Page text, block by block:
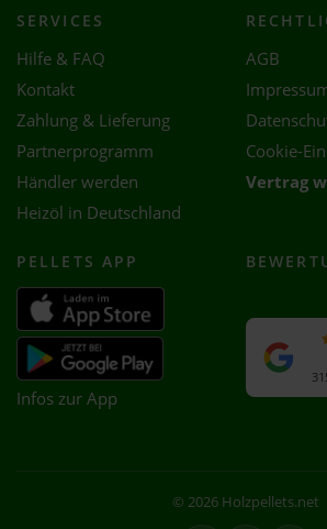
SERVICES
Hilfe & FAQ
Kontakt
Zahlung & Lieferung
Partnerprogramm
Händler werden
Heizöl in Deutschland
AGB
Cookie-
Vertrag
PELLETS APP
Infos zur App
© 2026 Holzpellets.net